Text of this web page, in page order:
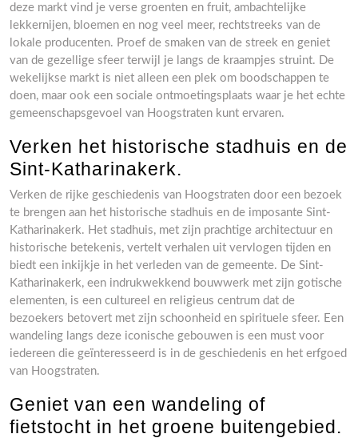
deze markt vind je verse groenten en fruit, ambachtelijke
lekkernijen, bloemen en nog veel meer, rechtstreeks van de
lokale producenten. Proef de smaken van de streek en geniet
van de gezellige sfeer terwijl je langs de kraampjes struint. De
wekelijkse markt is niet alleen een plek om boodschappen te
doen, maar ook een sociale ontmoetingsplaats waar je het echte
gemeenschapsgevoel van Hoogstraten kunt ervaren.
Verken het historische stadhuis en de
Sint-Katharinakerk.
Verken de rijke geschiedenis van Hoogstraten door een bezoek
te brengen aan het historische stadhuis en de imposante Sint-
Katharinakerk. Het stadhuis, met zijn prachtige architectuur en
historische betekenis, vertelt verhalen uit vervlogen tijden en
biedt een inkijkje in het verleden van de gemeente. De Sint-
Katharinakerk, een indrukwekkend bouwwerk met zijn gotische
elementen, is een cultureel en religieus centrum dat de
bezoekers betovert met zijn schoonheid en spirituele sfeer. Een
wandeling langs deze iconische gebouwen is een must voor
iedereen die geïnteresseerd is in de geschiedenis en het erfgoed
van Hoogstraten.
Geniet van een wandeling of
fietstocht in het groene buitengebied.